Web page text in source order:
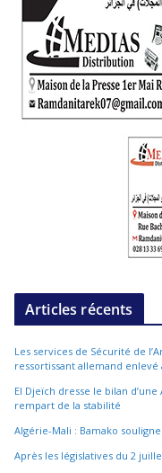
Articles récents
Les services de Sécurité de
ressortissant allemand enlevé
El Djeïch dresse le bilan
rempart de la stabilité
Algérie-Mali : Bamako
Après les législatives du 2